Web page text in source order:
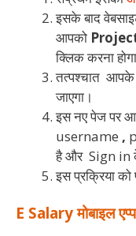
इसके बाद
आपको
क्लिक करना
तत्पश्चात
जाएगा।
इस नए पेज पर
username ,
है और Sign in के
इस प्रक्रिया
E Salary मोबाइल